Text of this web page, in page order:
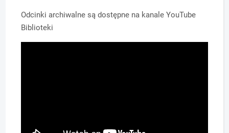
Odcinki archiwalne są dostępne na kanale YouTube
Biblioteki